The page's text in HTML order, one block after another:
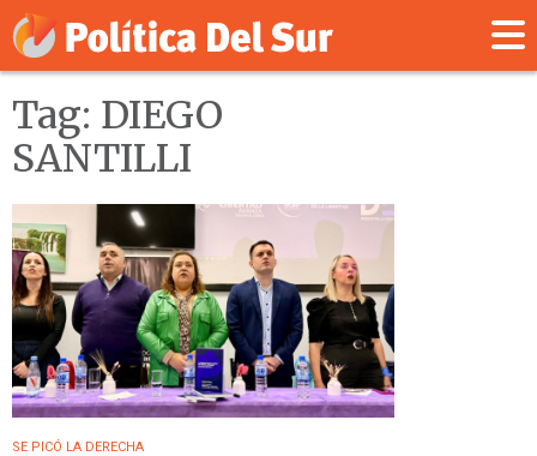
Tag: DIEGO
SANTILLI
SE PICÓ LA DERECHA